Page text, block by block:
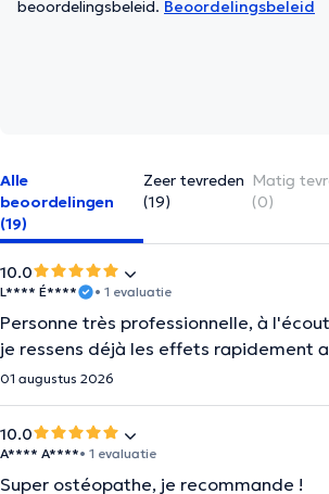
beoordelingsbeleid. Beoordelingsbeleid
Alle
beoordelingen
(19)
Zeer tevreden
(19)
Matig
(0)
10.0
L**** É**** • 1 evaluatie
Personne très professionnelle, à
je ressens déjà les effets rapidement
01 augustus 2026
10.0
A**** A****• 1 evaluatie
Super ostéopathe, je recommande !